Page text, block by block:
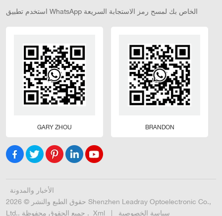
استخدم تطبيق WhatsApp الخاص بك لمسح رمز الاستجابة السريعة
GARY ZHOU BRANDON
الأخبار والمدونة
حقوق الطبع والنشر © 2026 Shenzhen Leadray Optoelectronic Co.,
Ltd.. جميع الحقوق محفوظة . Xml | سياسة الخصوصية